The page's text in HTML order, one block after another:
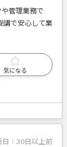
管理業務で
講で安心して業
気になる
： 30日以上前